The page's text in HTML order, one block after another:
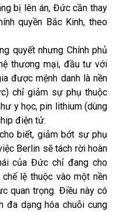
bị lên án, Đức cần thay
quyền Bắc Kinh, theo
quyết nhưng Chính phủ
thương mại, đầu tư với
được mệnh danh là nền
chỉ giảm sự phụ thuộc
y học, pin lithium (dùng
điện tử.
biết, giảm bớt sự phụ
Berlin sẽ tách rời hoàn
của Đức chỉ đang cho
lệ thuộc vào một nền
quan trọng. Điều này có
đa dạng hóa chuỗi cung